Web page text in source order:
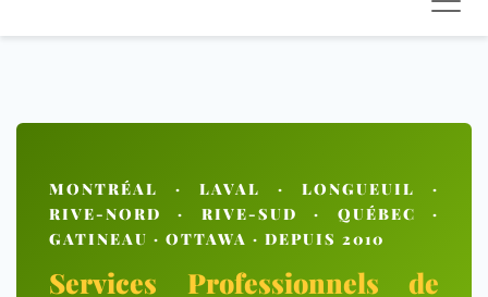
MONTRÉAL · LAVAL · LONGUEUIL ·
RIVE-NORD · RIVE-SUD · QUÉBEC ·
GATINEAU · OTTAWA · DEPUIS 2010
Services Professionnels de